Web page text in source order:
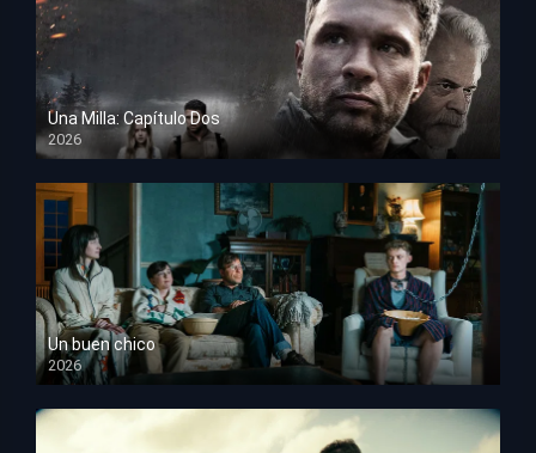
Una Milla: Capítulo Dos
2026
HD 1080p
Un buen chico
2026
HD 1080p